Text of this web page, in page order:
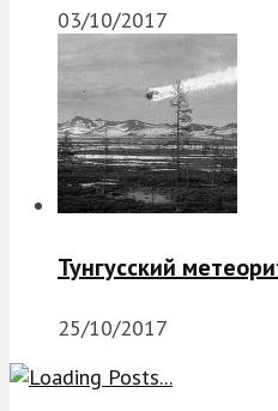
03/10/2017
Тунгусский
25/10/2017